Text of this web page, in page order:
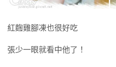
紅麴雞腳凍也很好吃
張少一眼就看中他了！